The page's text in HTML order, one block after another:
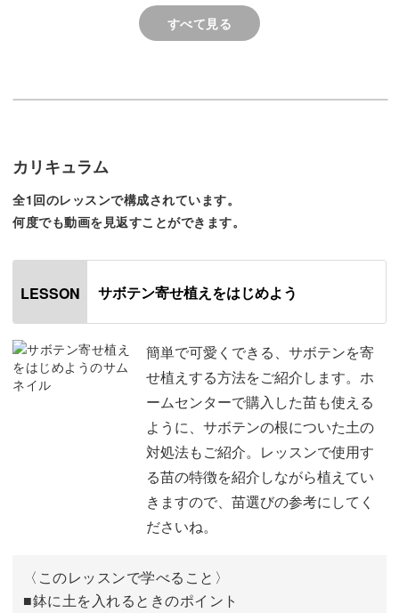
◆サボテンを植える手順
ーしていきます。
根についた土の対処法もご紹介。
レッスンで使用する苗の特徴を紹介しながら植えていきま
すので、苗選びの参考にしてくださいね。
レッスンと同じ苗を使っても可愛いですし、お好みの苗で
自由にアレンジすることもできますよ。
可愛く仕上げる飾りつけの方法もレッスンしますので、寄
せ植えの仕上げに活用してくださいね♪
寄せ植えしたサボテンを育てていくために、お水をあげる
方法やタイミングもレクチャー。
すべて見る
カリキュラム
全1回のレッスンで構成されています。
何度でも動画を見返すことができます。
LESSON サボテン寄せ植えをはじめよう
簡単で可愛くできる、サボテンを寄
せ植えする方法をご紹介します。ホ
ームセンターで購入した苗も使える
ように、サボテンの根についた土の
対処法もご紹介。レッスンで使用す
る苗の特徴を紹介しながら植えてい
きますので、苗選びの参考にしてく
ださいね。
〈このレッスンで学べること〉
■鉢に土を入れるときのポイント